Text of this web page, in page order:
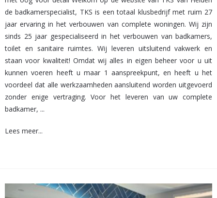
de badkamerspecialist, TKS is een totaal klusbedrijf met ruim 27
jaar ervaring in het verbouwen van complete woningen. Wij zijn
sinds 25 jaar gespecialiseerd in het verbouwen van badkamers,
toilet en sanitaire ruimtes. Wij leveren uitsluitend vakwerk en
staan voor kwaliteit! Omdat wij alles in eigen beheer voor u uit
kunnen voeren heeft u maar 1 aanspreekpunt, en heeft u het
voordeel dat alle werkzaamheden aansluitend worden uitgevoerd
zonder enige vertraging. Voor het leveren van uw complete
badkamer, ...
Lees meer...